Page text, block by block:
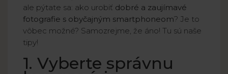
ale pýtate sa: ako urobiť dobré a zaujímavé
fotografie s obyčajným smartphoneom? Je to
vôbec možné? Samozrejme, že áno! Tu sú naše
tipy!
1. Vyberte správnu